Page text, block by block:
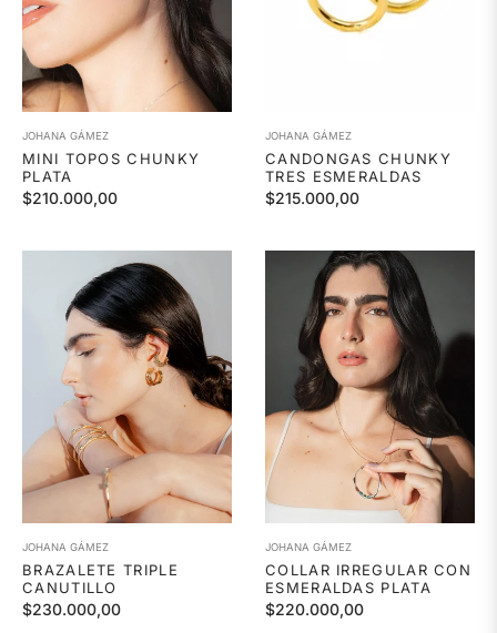
JOHANA GÁMEZ
MINI TOPOS CHUNKY
PLATA
Precio
$210.000,00
JOHANA GÁMEZ
CANDONGAS CHUNKY
TRES ESMERALDAS
Precio
$215.000,00
JOHANA GÁMEZ
BRAZALETE TRIPLE
CANUTILLO
Precio
$230.000,00
JOHANA GÁMEZ
COLLAR IRREGULAR CON
ESMERALDAS PLATA
Precio
$220.000,00